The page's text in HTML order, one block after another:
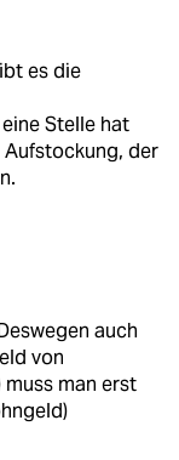
es die
Stelle hat
der
auch
von
muss man erst